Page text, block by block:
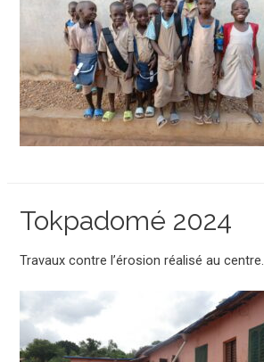
Tokpadomé 2024
Travaux contre l’érosion réalisé au centre.